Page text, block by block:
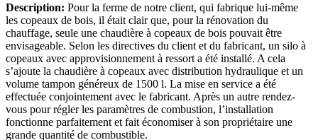
Description: Pour la ferme de notre client, qui fabrique lui-même
les copeaux de bois, il était clair que, pour la rénovation du
chauffage, seule une chaudière à copeaux de bois pouvait être
envisageable. Selon les directives du client et du fabricant, un silo à
copeaux avec approvisionnement à ressort a été installé. A cela
s’ajoute la chaudière à copeaux avec distribution hydraulique et un
volume tampon généreux de 1500 l. La mise en service a été
effectuée conjointement avec le fabricant. Après un autre rendez-
vous pour régler les paramètres de combustion, l’installation
fonctionne parfaitement et fait économiser à son propriétaire une
grande quantité de combustible.